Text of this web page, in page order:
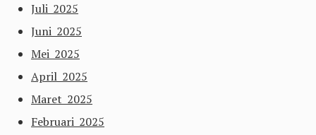
Juli 2025
Juni 2025
Mei 2025
April 2025
Maret 2025
Februari 2025